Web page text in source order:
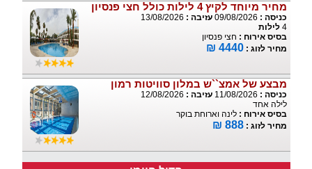
מחיר מיוחד לקיץ 4 לילות כולל חצי פנסיון
כניסה : 09/08/2026 עזיבה : 13/08/2026
4 לילות
בסיס אירוח : חצי פנסיון
מחיר לזוג : 4440 ₪
מבצע של אמצ``ש במלון סוויטות רמון
כניסה : 11/08/2026 עזיבה : 12/08/2026
לילה אחד
בסיס אירוח :לינה וארוחת בוקר
מחיר לזוג : 888 ₪